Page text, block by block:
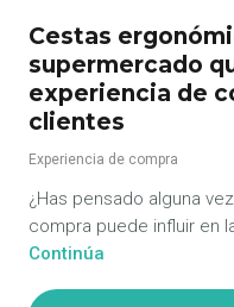
Cestas
supermercado
experiencia de
clientes
Experiencia de compra
¿Has pensado alguna
compra puede influir en
Continúa